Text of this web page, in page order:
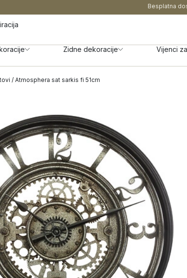
Besplatna
Zidne dekoracije Vijenci
/ Atmosphera sat sarkis fi 51cm